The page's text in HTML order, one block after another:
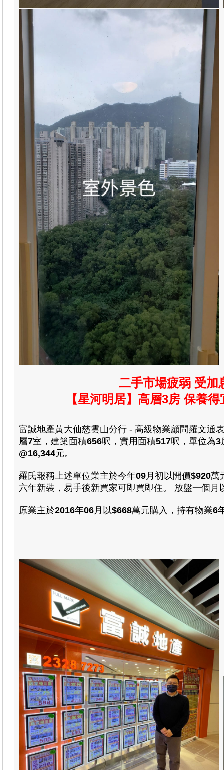
二手市場疲弱 受加
【星河明居】高層3房 保養
富誠地產黃大仙慈雲山分行 - 高級物業顧問羅文通
層7室 ，建築面積656呎，實用面積517呎，單位為3
@16,344元。
羅氏報稱上述單位業主於今年09月初以開價$920萬
六年新裝，易手後新買家可即買即住。 放盤一個
原業主於2016年06月以$668萬元購入，持有物業6